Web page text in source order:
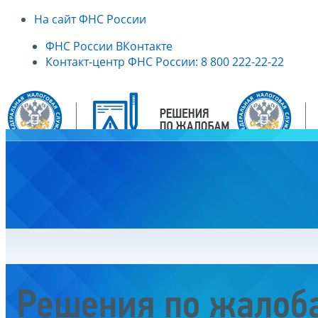
На сайт ФНС России
ФНС России ВКонтакте
Контакт-центр ФНС России: 8 800 222-22-22
Решения по